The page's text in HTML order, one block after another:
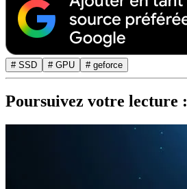
# SSD # GPU # geforce
Poursuivez votre lecture :